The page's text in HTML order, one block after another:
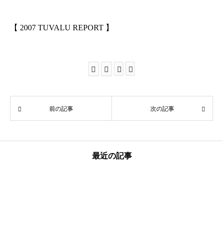
【 2007 TUVALU REPORT 】
前の記事 次の記事
最近の記事